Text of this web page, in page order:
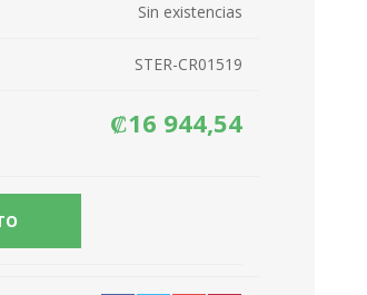
Sin existencias
STER-CR01519
₡16 944,54